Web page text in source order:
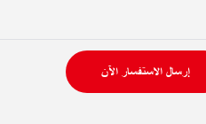
إرسال الاستفسار الآن